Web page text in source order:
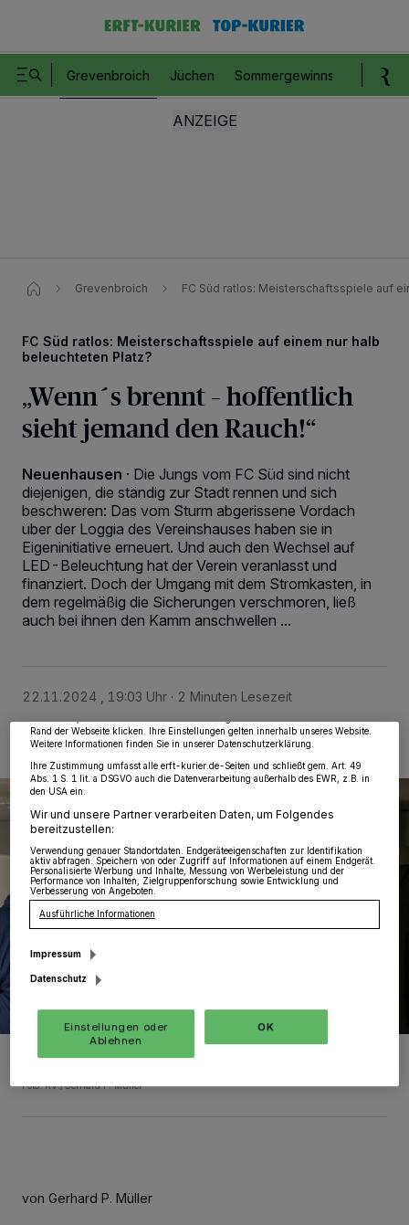
Grevenbroich Jüchen Sommergewinnspiel
Grevenbroich FC Süd ratlos: Meisterschaftsspiele auf
FC Süd ratlos: Meisterschaftsspiele auf einem nur halb
beleuchteten Platz?
„Wenn´s brennt – hoffentlich
sieht jemand den Rauch!“
Neuenhausen · Die Jungs vom FC Süd sind nicht
diejenigen, die ständig zur Stadt rennen und sich
beschweren: Das vom Sturm abgerissene Vordach
über der Loggia des Vereinshauses haben sie in
Eigeninitiative erneuert. Und auch den Wechsel auf
LED-Beleuchtung hat der Verein veranlasst und
finanziert. Doch der Umgang mit dem Stromkasten, in
dem regelmäßig die Sicherungen verschmoren, ließ
auch bei ihnen den Kamm anschwellen ...
22.11.2024 , 19:03 Uhr 2 Minuten Lesezeit
Foto: KV./Gerhard P. Müller
von Gerhard P. Müller
Wir und unsere218
-Partner speichern und greifen auf personenbezogene Daten
möglicherweise nicht mehr so relevant für Sie. Sie können dieses Menü jederzeit
wieder aufrufen, um Ihre Einstellungen zu ändern oder Ihre Einwilligung zu
Rand der Webseite klicken. Ihre Einstellungen gelten innerhalb unseres Website.
Weitere Informationen finden Sie in unserer Datenschutzerklärung.
Ihre Zustimmung umfasst alle erft-kurier.de-Seiten und schließt gem. Art. 49
Abs. 1 S. 1 lit. a DSGVO auch die Datenverarbeitung außerhalb des EWR, z.B. in
den USA ein.
Wir und unsere Partner verarbeiten Daten, um Folgendes
bereitzustellen:
Verwendung genauer Standortdaten. Endgeräteeigenschaften zur Identifikation
aktiv abfragen. Speichern von oder Zugriff auf Informationen auf einem Endgerät.
Personalisierte Werbung und Inhalte, Messung von Werbeleistung und der
Performance von Inhalten, Zielgruppenforschung sowie Entwicklung und
Verbesserung von Angeboten.
Ausführliche Informationen
Impressum
Datenschutz
Einstellungen oder
Ablehnen
OK